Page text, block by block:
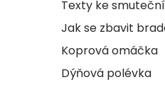
Texty ke
Jak se zbavit
Koprová omáčka
Dýňová polévka